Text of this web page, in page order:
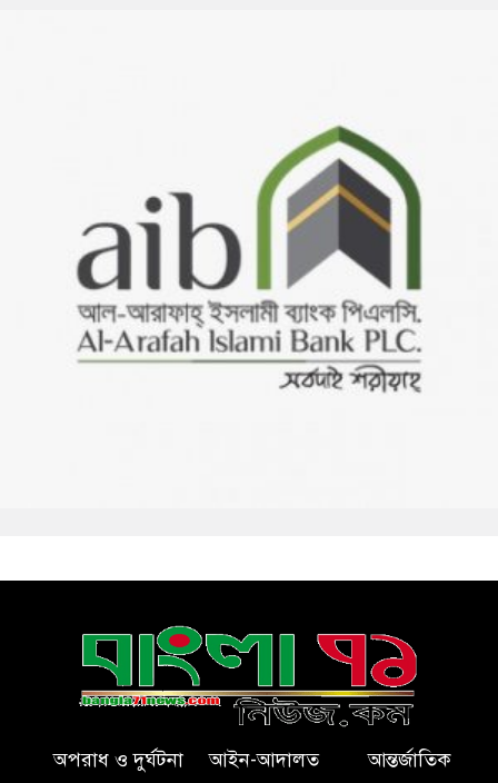
অপরাধ ও দুর্ঘটনা আইন-আদালত
আন্তর্জাতিক